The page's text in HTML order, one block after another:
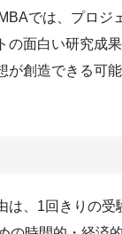
では、プロ
面白い研究成
創造できる可
、1回きりの